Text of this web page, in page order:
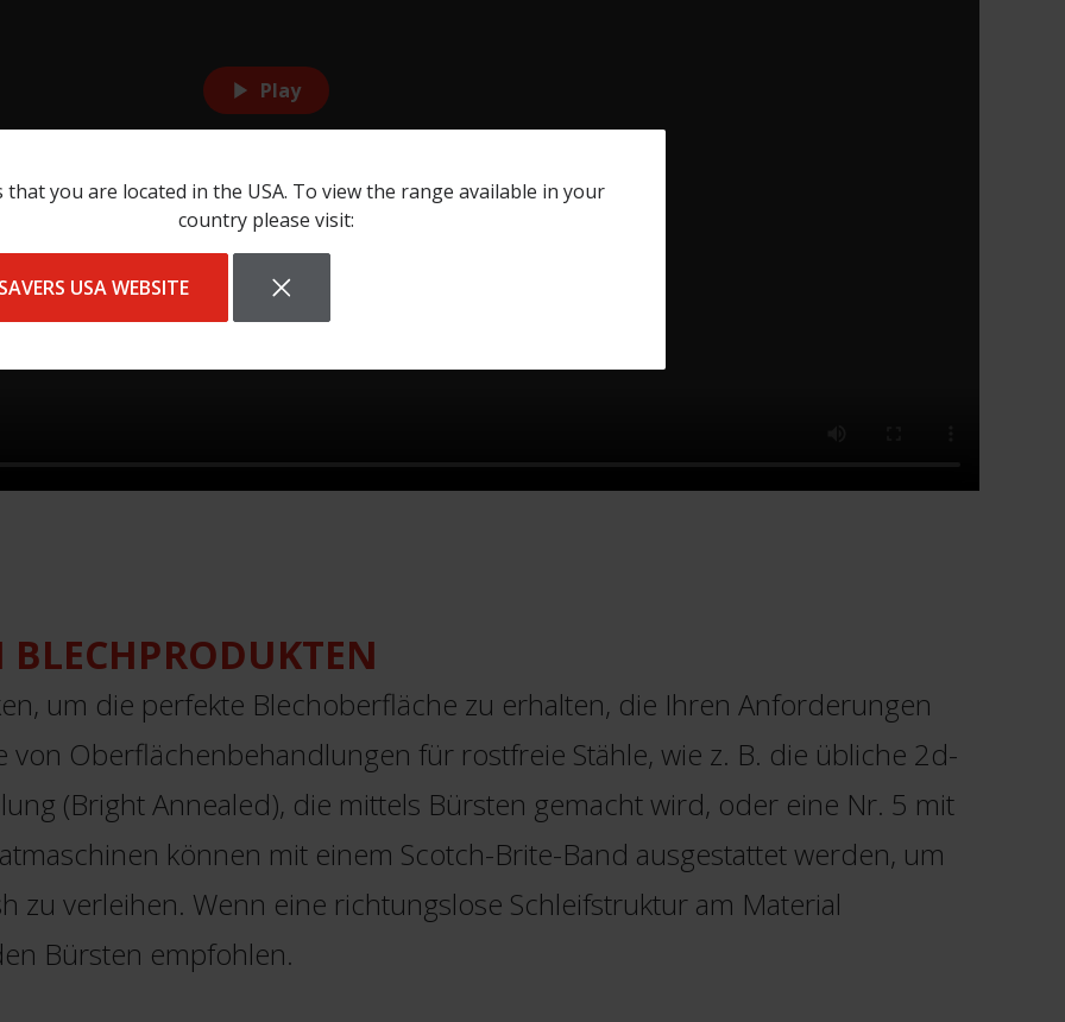
that you are located in the USA. To view the range available in your
country please visit:
USA WEBSITE
Play
um die perfekte Blechoberfläche zu erhalten, die Ihren Anforderungen
von Oberflächenbehandlungen für rostfreie Stähle, wie z. B. die übliche 2d-
(Bright Annealed), die mittels Bürsten gemacht wird, oder eine Nr. 5 mit
können mit einem Scotch-Brite-Band ausgestattet werden, um
zu verleihen. Wenn eine richtungslose Schleifstruktur am Material
Bürsten empfohlen.